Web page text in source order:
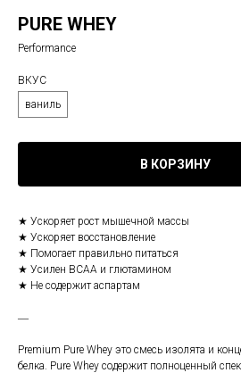
PURE WHEY
Performance
ВКУС
ваниль
В КОРЗИНУ
★ Ускоряет рост мышечной массы
★ Ускоряет восстановление
★ Помогает правильно питаться
★ Усилен BCAA и глютамином
★ Не содержит аспартам
―
Premium Pure Whey это смесь изолята и
белка. Pure Whey содержит полноценный